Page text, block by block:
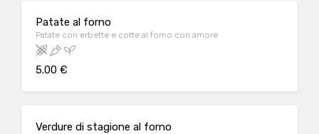
Patate al forno
Patate con erbette e cotte al forno con amore
5.00 €
Verdure di stagione al forno